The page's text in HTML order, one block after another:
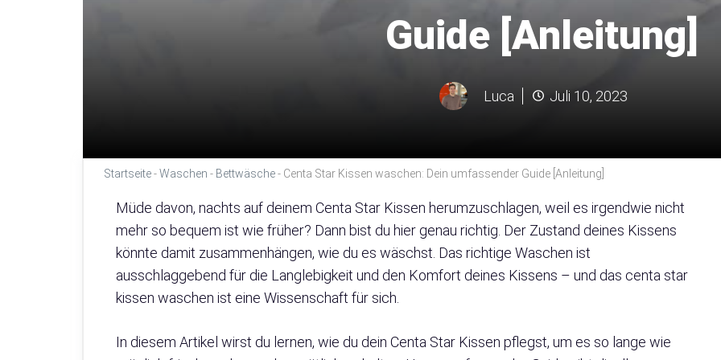
Guide [Anleitung]
Luca Juli 10, 2023
Startseite-Waschen - Bettwäsche- Centa Star Kissen waschen: Dein umfassender Guide [Anleitung]
Müde davon, nachts auf deinem Centa Star Kissen herumzuschlagen, weil es irgendwie nicht
mehr so bequem ist wie früher? Dann bist du hier genau richtig. Der Zustand deines Kissens
könnte damit zusammenhängen, wie du es wäschst. Das richtige Waschen ist
ausschlaggebend für die Langlebigkeit und den Komfort deines Kissens – und das centa star
kissen waschen ist eine Wissenschaft für sich.
In diesem Artikel wirst du lernen, wie du dein Centa Star Kissen pflegst, um es so lange wie